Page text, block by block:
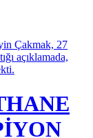
açıklamada,